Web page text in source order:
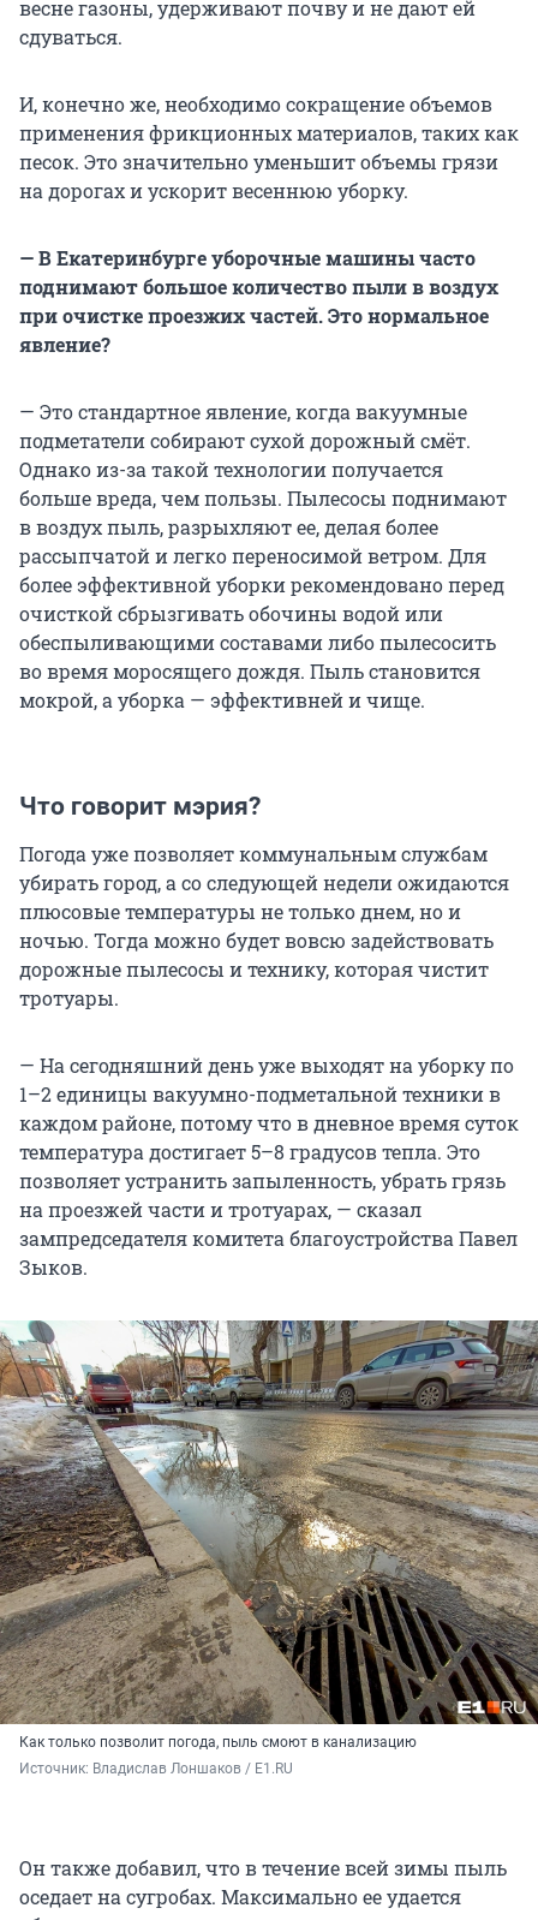
весне газоны, удерживают почву и не дают ей
сдуваться.
И, конечно же, необходимо сокращение объемов
применения фрикционных материалов, таких как
песок. Это значительно уменьшит объемы грязи
на дорогах и ускорит весеннюю уборку.
— В Екатеринбурге уборочные машины часто
поднимают большое количество пыли в воздух
при очистке проезжих частей. Это нормальное
явление?
— Это стандартное явление, когда вакуумные
подметатели собирают сухой дорожный смёт.
Однако из-за такой технологии получается
больше вреда, чем пользы. Пылесосы поднимают
в воздух пыль, разрыхляют ее, делая более
рассыпчатой и легко переносимой ветром. Для
более эффективной уборки рекомендовано перед
очисткой сбрызгивать обочины водой или
обеспыливающими составами либо пылесосить
во время моросящего дождя. Пыль становится
мокрой, а уборка — эффективней и чище.
Что говорит мэрия?
Погода уже позволяет коммунальным службам
убирать город, а со следующей недели ожидаются
плюсовые температуры не только днем, но и
ночью. Тогда можно будет вовсю задействовать
дорожные пылесосы и технику, которая чистит
тротуары.
— На сегодняшний день уже выходят на уборку по
1–2 единицы вакуумно-подметальной техники в
каждом районе, потому что в дневное время суток
температура достигает 5–8 градусов тепла. Это
позволяет устранить запыленность, убрать грязь
на проезжей части и тротуарах, — сказал
зампредседателя комитета благоустройства Павел
Зыков.
Как только позволит погода, пыль смоют в канализацию
Источник: Владислав Лоншаков / E1.RU
Он также добавил, что в течение всей зимы пыль
оседает на сугробах. Максимально ее удается